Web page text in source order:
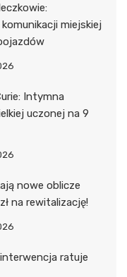
miejskiej
Intymna
uczonej na 9
nowe oblicze
na rewitalizację!
ratuje